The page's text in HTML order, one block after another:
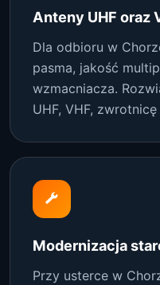
Anteny UHF oraz
Dla odbioru w
pasma, jakość
wzmacniacza.
UHF, VHF,
Modernizacja
Przy usterce w